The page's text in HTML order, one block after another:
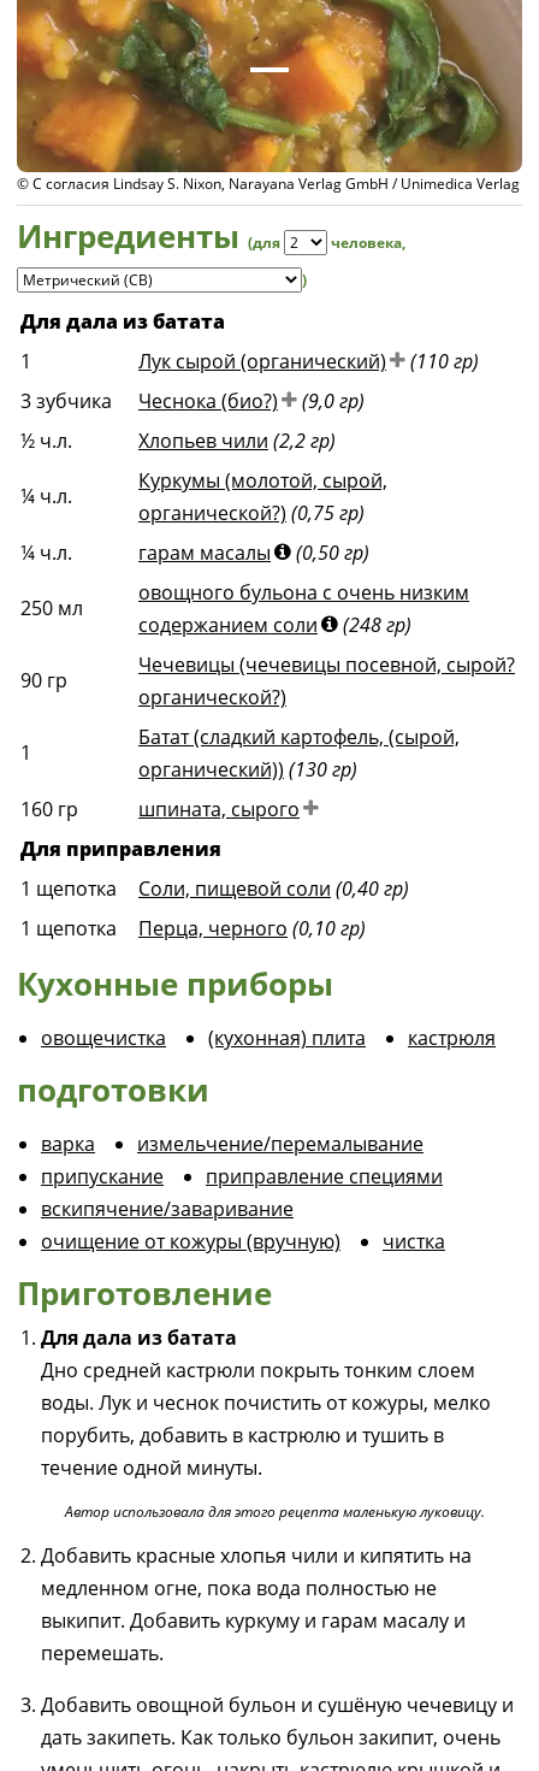
© С согласия Lindsay S. Nixon, Narayana Verlag GmbH / Unimedica Verlag
Ингредиенты (для человека,
)
Для дала из батата
1
Лук сырой (органический)
(110 гр)
3зубчика Чеснока (био?)
(9,0 гр)
½ ч.л. Хлопьев чили (2,2 гр)
¼ ч.л.
Куркумы (молотой, сырой,
органической?) (0,75 гр)
¼ ч.л. гарам масалы (0,50 гр)
250 мл
овощного бульона с очень низким
содержанием соли
(248 гр)
90 гр
Чечевицы (чечевицы посевной, сырой?
органической?)
1
Батат (сладкий картофель, (сырой,
органический)) (130 гр)
160 гр
шпината, сырого
Для приправления
1 щепотка Соли, пищевой соли (0,40 гр)
1 щепотка Перца, черного (0,10 гр)
Кухонные приборы
овощечистка (кухонная) плита кастрюля
подготовки
варка
измельчение/перемалывание
припускание
приправление специями
вскипячение/заваривание
очищение от кожуры (вручную)
чистка
Приготовление
Для дала из батата
Дно средней кастрюли покрыть тонким слоем
воды. Лук и чеснок почистить от кожуры, мелко
порубить, добавить в кастрюлю и тушить в
течение одной минуты.
Автор использовала для этого рецепта маленькую луковицу.
Добавить красные хлопья чили и кипятить на
медленном огне, пока вода полностью не
выкипит. Добавить куркуму и гарам масалу и
перемешать.
Добавить овощной бульон и сушёную чечевицу и
дать закипеть. Как только бульон закипит, очень